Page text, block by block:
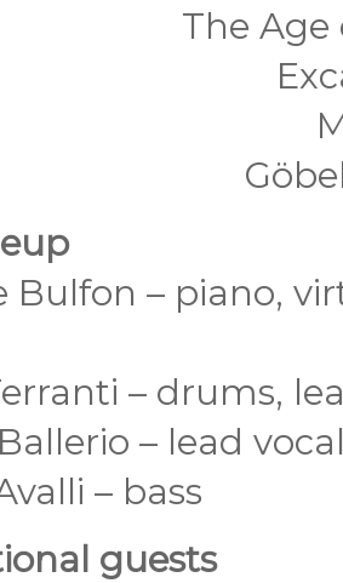
The Age
Bulfon – piano,
– drums,
– lead
– bass
guests